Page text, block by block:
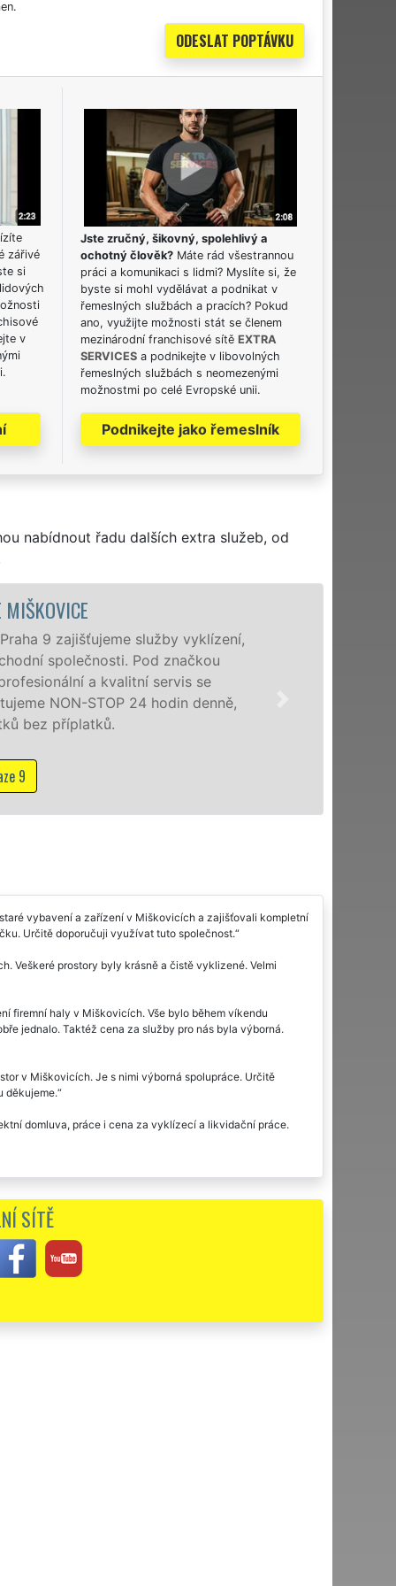
zářivé
si
v
Jste zručný, šikovný, spolehlivý a
ochotný člověk? Máte rád všestrannou
práci a komunikaci s lidmi? Myslíte si, že
byste si mohl vydělávat a podnikat v
řemeslných službách a pracích? Pokud
ano, využijte možnosti stát se členem
mezinárodní franchisové sítě EXTRA
SERVICES a podnikejte v libovolných
řemeslných službách s neomezenými
možnostmi po celé Evropské unii.
Podnikejte jako řemeslník
nabídnout řadu dalších extra služeb, od
Společnost EXTRA VYKLÍZENÍ zajištuje
poboček levné, přesto kvalitní a
a okolí. Poskytujeme tuto službu jak
zárukou kvalitně odvedené práce, a to NON-
vybavení a zařízení v Miškovicích a zajišťovali kompletní
Určitě doporučuji využívat tuto společnost.
Veškeré prostory byly krásně a čistě vyklizené. Velmi
firemní haly v Miškovicích. Vše bylo během víkendu
jednalo. Taktéž cena za služby pro nás byla výborná.
v Miškovicích. Je s nimi výborná spolupráce. Určitě
děkujeme.
domluva, práce i cena za vyklízecí a likvidační práce.
SÍTĚ